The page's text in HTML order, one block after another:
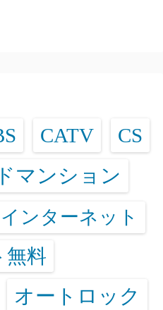
CATV CS
マンション
インターネット
無料
オートロック